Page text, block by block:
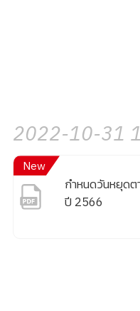
2022-10-31
New
กำหนดวันหยุดต
ปี 2566